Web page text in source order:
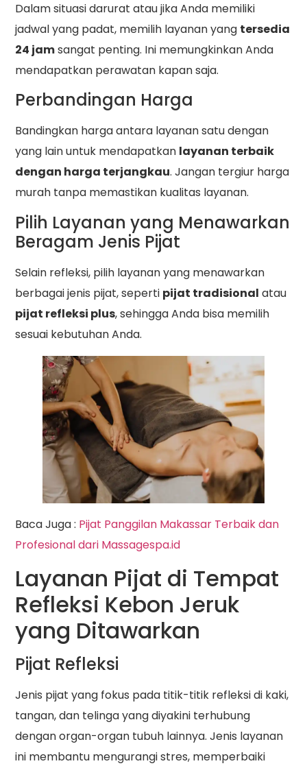
Dalam situasi darurat atau jika Anda memiliki
jadwal yang padat, memilih layanan yang tersedia
24 jamsangat penting. Ini memungkinkan Anda
mendapatkan perawatan kapan saja.
Perbandingan Harga
Bandingkan harga antara layanan satu dengan
yang lain untuk mendapatkan layanan terbaik
dengan harga terjangkau. Jangan tergiur harga
murah tanpa memastikan kualitas layanan.
Pilih Layanan yang Menawarkan
Beragam Jenis Pijat
Selain refleksi, pilih layanan yang menawarkan
berbagai jenis pijat, seperti pijat tradisional atau
pijat refleksi plus, sehingga Anda bisa memilih
sesuai kebutuhan Anda.
Baca Juga : Pijat Panggilan Makassar Terbaik dan
Profesional dari Massagespa.id
Layanan Pijat di Tempat
Refleksi Kebon Jeruk
yang Ditawarkan
Pijat Refleksi
Jenis pijat yang fokus pada titik-titik refleksi di kaki,
tangan, dan telinga yang diyakini terhubung
dengan organ-organ tubuh lainnya. Jenis layanan
ini membantu mengurangi stres, memperbaiki